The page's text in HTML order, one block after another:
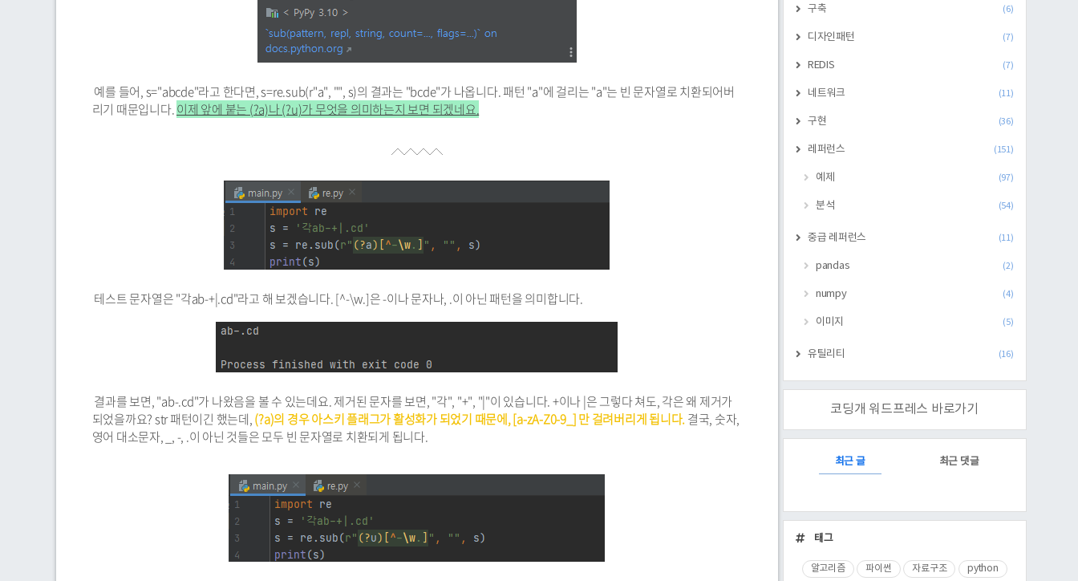
예를 들어, s="abcde"라고 한다면, s=re.sub(r"a", "", s)의 결과는 "bcde"가 나옵니다. 패턴 "a"에 걸리는 "a"는 빈 문자열로 치환되어버
리기 때문입니다.이제 앞에 붙는 (?a)나 (?u)가 무엇을 의미하는지 보면 되겠네요.
테스트 문자열은 "각ab-+|.cd"라고 해 보겠습니다. [^-\w.]은 -이나 문자나, .이 아닌 패턴을 의미합니다.
결과를 보면, "ab-.cd"가 나왔음을 볼 수 있는데요. 제거된 문자를 보면, "각", "+", "|"이 있습니다. +이나 |은 그렇다 쳐도, 각은 왜 제거가
되었을까요? str 패턴이긴 했는데,(?a)의 경우 아스키 플래그가 활성화가 되었기 때문에, [a-zA-Z0-9_] 만 걸려버리게 됩니다.결국, 숫자,
영어 대소문자, _, -, .이 아닌 것들은 모두 빈 문자열로 치환되게 됩니다.
구축 (6)
디자인패턴 (7)
REDIS (7)
네트워크 (11)
구현 (36)
레퍼런스 (151)
예제 (97)
분석 (54)
중급 레퍼런스 (11)
pandas (2)
numpy (4)
이미지 (5)
유틸리티 (16)
코딩개 워드프레스 바로가기
RECENTLY최근 글 최근 댓글
근
글
태그
알고리즘 파이썬 자료구조 python